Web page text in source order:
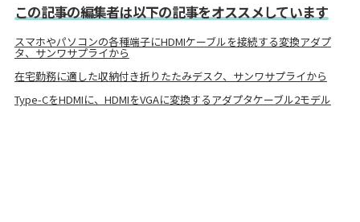
この記事の編集者は以下の記事をオススメしています
スマホやパソコンの各種端子にHDMIケーブルを接続する変換アダプ
タ、サンワサプライから
在宅勤務に適した収納付き折りたたみデスク、サンワサプライから
Type-CをHDMIに、HDMIをVGAに変換するアダプタケーブル2モデル